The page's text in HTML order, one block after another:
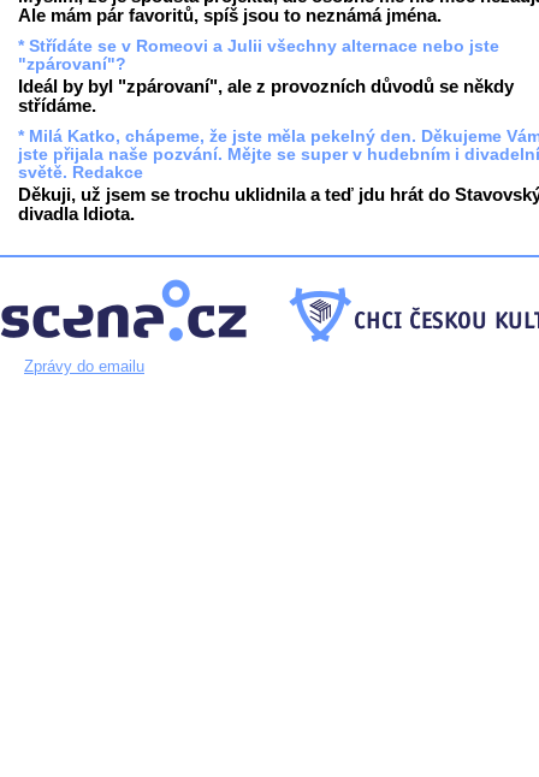
Ale mám pár favoritů, spíš jsou to neznámá jména.
* Střídáte se v Romeovi a Julii všechny alternace nebo jste
"zpárovaní"?
Ideál by byl "zpárovaní", ale z provozních důvodů se někdy
střídáme.
* Milá Katko, chápeme, že jste měla pekelný den. Děkujeme
jste přijala naše pozvání. Mějte se super v hudebním i
světě. Redakce
Děkuji, už jsem se trochu uklidnila a teď jdu hrát do
divadla Idiota.
Zprávy do emailu